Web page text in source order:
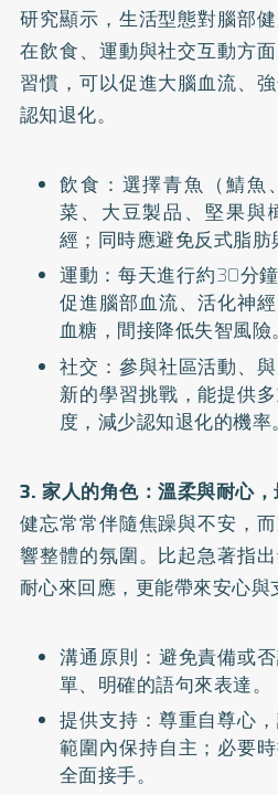
研究顯示，生活型態對腦部
在飲食、運動與社交互動方
習慣，可以促進大腦血流、
認知退化。
飲食：選擇青魚（鯖魚
菜、大豆製品、堅果與
經；同時應避免反式脂肪
運動：每天進行約30分
促進腦部血流、活化神
血糖，間接降低失智風險。
社交：參與社區活動、
新的學習挑戰，能提供
度，減少認知退化的機率。
3. 家人的角色：溫柔與耐心
健忘常常伴隨焦躁與不安，
響整體的氛圍。比起急著指
耐心來回應，更能帶來安心與
溝通原則：避免責備或
單、明確的語句來表達。
提供支持：尊重自尊心
範圍內保持自主；必要
全面接手。